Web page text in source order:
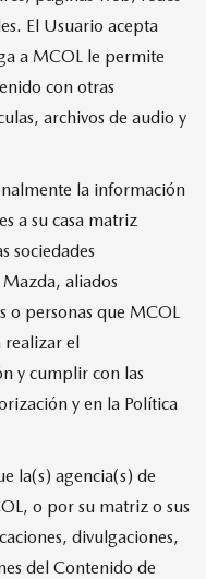
El Usuario acepta
a MCOL le permite
con otras
archivos de audio y
la información
a su casa matriz
sociedades
aliados
o personas que MCOL
realizar el
y cumplir con las
y en la Política
la(s) agencia(s) de
o por su matriz o sus
divulgaciones,
del Contenido de